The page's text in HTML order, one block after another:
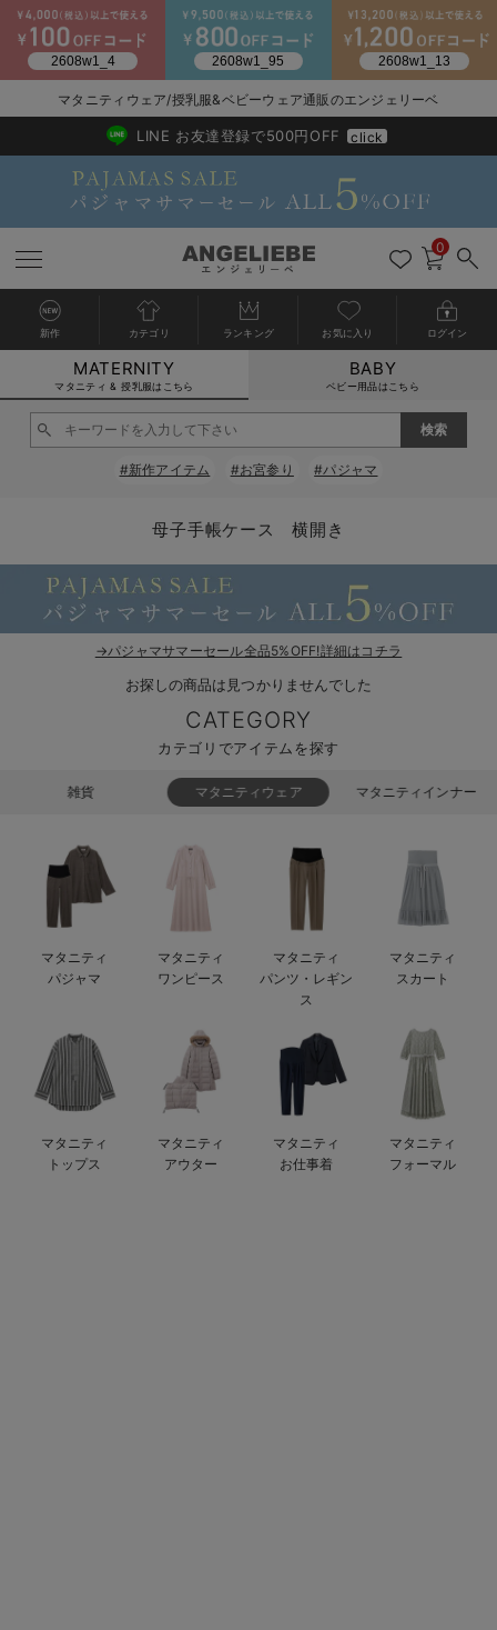
マタニティウェア全て
マタニティ ワンピース
マタニティ トップス
マタニティ アウター（コート）・ママコート
マタニティ 下着・インナー全て
授乳ブラ・マタニティブラ（マタニティインナー・産後用品）
マタニティ 授乳 キャミソール
産褥ショーツ
骨盤・マタニティベルト （妊娠中・産後）
マタニティ 腹巻き
授乳服全て
マタニティ フォーマル全て
マタニティ スーツ
マタニティ フォーマル パンツ・ボトムス
授乳用品全て
妊婦用 抱き枕・授乳クッション
マタニティレッグウェア全て
マタニティストッキング・タイツ
マタニティ ボディケア全て
アウトレット全て
【アウトレット】ワンピース
【アウトレット】パジャマ
【アウトレット】インナー
【アウトレット】ベビー
特集全て
コットン素材
ブラトップ
快適機能ウェア特集 トップス
快適機能ウェア特集 ボトムス
快適機能ウェア特集 パジャマ
安心の日本製。先輩ママが買ってよかった！本当に必要な出産準備品
ハレの日に着るANGELIEBEのセレモニー
買って正解！高評価レビューアイテム
再入荷全て
再入荷｜インナー
戻る
送料無料アイテム全て
ワンピース
スカート
パジャマ
インナー
ベビー
戻る
ブラキャミ おまとめ
MAX55%OFF ブラックフ
戻る
【37周年祭セール】
【37周年祭セール】
戻る
気温差別オススメア
【15℃】3月下旬～
戻る
動きやすく着回しで
戻る
強撚スムース(コスパ
戻る
マタニティウェア
【おまとめ割】パジ
戻る
こだわりの履き心地
カジュアル
オフィス
戻る
ジャケット派
きれいめ美脚パンツ派
ツィード派
王道シンプル派
戻る
出産準備応援割全て
マタニティパジャマ
戻る
【オフィスカジュア
戻る
レギンスタイプ
戻る
【フォーマル】ワン
戻る
【ベビー】長袖
戻る
ハンカチ
短肌着
セット
戻る
快適ウェア10%OFF
快適ウェア10%OFF
戻る
春のマタニティワン
セットアップ・ レイ
ジャンパースカート/
ワーク・オフィス
カジュアル
あったかアイテム｜
戻る
Gift Selection 出産
〜3,000円（税込）
10,001円（税込）〜
女の子におススメの
男の子におススメの
もらって嬉しいギフト
何枚あっても嬉しい
長く使えるアイテム
お部屋映えアイテム
戻る
冬の冷え対策インナ
薄くてあったか
保温&リカバリー
レギンス・タイツ
カップ付きインナー
裏起毛素材
戻る
入院準備の持ち物チ
入院してすぐ使うグ
戻る
冬のあったか特集全て
【冬のあったか特集
【冬のあったか特集
マタニティウェア/授乳服&ベビーウェア通販のエンジェリーベ
2026/NewArrival
送料495円(一部地域を除く) 7,700円以上で送料無料
LINE お友達登録で500円OFF click
0
新作 カテゴリ ランキング お気に入り ログイン
MATERNITY
マタニティ & 授乳服はこちら
BABY
ベビー用品はこちら
#新作アイテム #お宮参り #パジャマ
母子手帳ケース 横開き
→パジャマサマーセール全品5%OFF!詳細はコチラ
お探しの商品は見つかりませんでした
CATEGORY
カテゴリでアイテムを探す
雑貨 マタニティウェア マタニティインナー
マタニティ
パジャマ
マタニティ
ワンピース
マタニティ
パンツ・レギン
ス
マタニティ
スカート
マタニティ
トップス
マタニティ
アウター
マタニティ
お仕事着
マタニティ
フォーマル
カートに入れる
閉じる